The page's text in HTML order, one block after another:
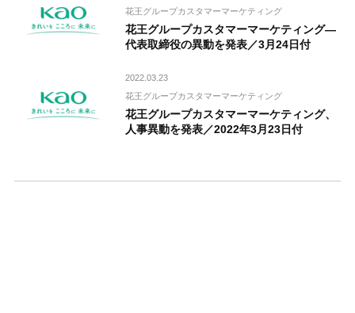
花王グループカスタマーマーケティング
花王グループカスタマーマーケティング―
代表取締役の異動を発表／3月24日付
2022.03.23
花王グループカスタマーマーケティング
花王グループカスタマーマーケティング、
人事異動を発表／2022年3月23日付